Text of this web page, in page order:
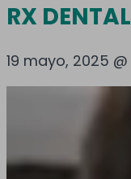
RX
19 mayo, 2025